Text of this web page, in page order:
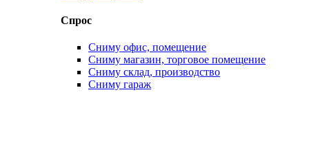
Спрос
Сниму офис, помещение
Сниму магазин, торговое помещение
Сниму склад, производство
Сниму гараж